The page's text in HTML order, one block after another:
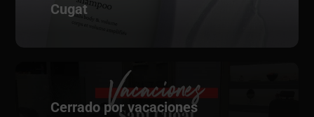
Cugat
Cerrado por vacaciones